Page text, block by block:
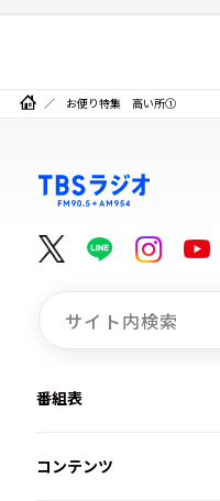
お便り特集 高い所①
番組表
コンテンツ